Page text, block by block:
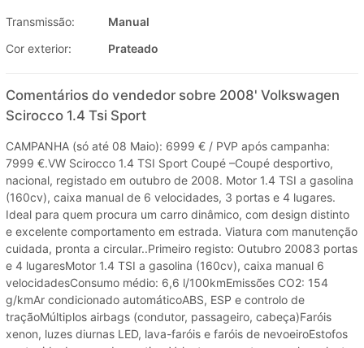
Transmissão:
Manual
Cor exterior:
Prateado
Comentários do vendedor sobre 2008' Volkswagen
Scirocco 1.4 Tsi Sport
CAMPANHA (só até 08 Maio): 6999 € / PVP após campanha:
7999 €.VW Scirocco 1.4 TSI Sport Coupé –Coupé desportivo,
nacional, registado em outubro de 2008. Motor 1.4 TSI a gasolina
(160cv), caixa manual de 6 velocidades, 3 portas e 4 lugares.
Ideal para quem procura um carro dinâmico, com design distinto
e excelente comportamento em estrada. Viatura com manutenção
cuidada, pronta a circular..Primeiro registo: Outubro 20083 portas
e 4 lugaresMotor 1.4 TSI a gasolina (160cv), caixa manual 6
velocidadesConsumo médio: 6,6 l/100kmEmissões CO2: 154
g/kmAr condicionado automáticoABS, ESP e controlo de
traçãoMúltiplos airbags (condutor, passageiro, cabeça)Faróis
xenon, luzes diurnas LED, lava-faróis e faróis de nevoeiroEstofos